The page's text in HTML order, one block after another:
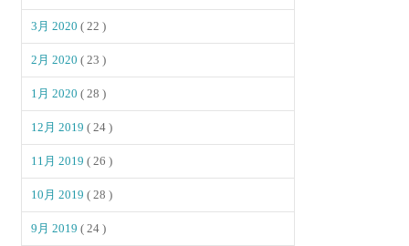
3月 2020( 22 )
2月 2020( 23 )
1月 2020( 28 )
12月 2019( 24 )
11月 2019( 26 )
10月 2019( 28 )
9月 2019( 24 )